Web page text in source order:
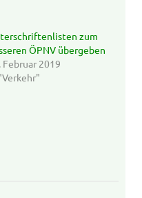
zum
ÖPNV übergeben
Februar 2019